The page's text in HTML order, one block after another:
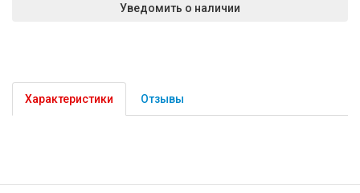
Уведомить о наличии
Характеристики Отзывы